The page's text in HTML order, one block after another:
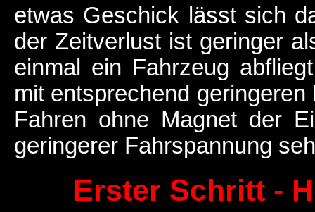
etwas Geschick lässt sich
der Zeitverlust ist geringer
einmal ein Fahrzeug
mit entsprechend
Fahren ohne Magnet der
geringerer Fahrspannung
Erster Schritt -